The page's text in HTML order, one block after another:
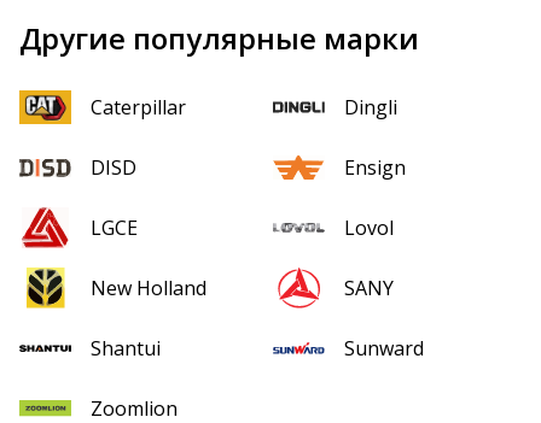
Другие популярные марки
Caterpillar Dingli
DISD Ensign
LGCE Lovol
New Holland SANY
Shantui Sunward
Zoomlion